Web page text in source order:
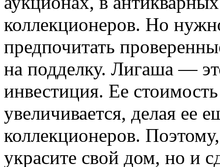
коллекционеров. Но
предпочитать
на подделку. Лигаша —
инвестиция. Ее
увеличивается, делая ее
коллекционеров.
украсите свой дом, но и